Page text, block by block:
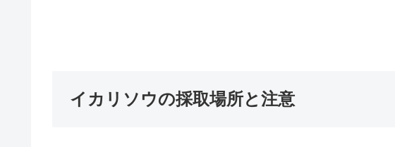
イカリソウの採取場所と注意